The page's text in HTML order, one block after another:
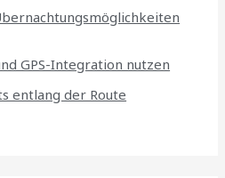
GPS-Integration nutzen
entlang der Route